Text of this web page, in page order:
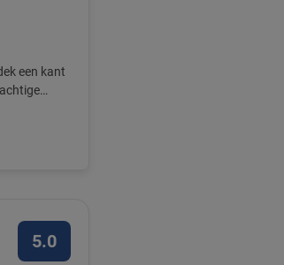
een kant
5.0